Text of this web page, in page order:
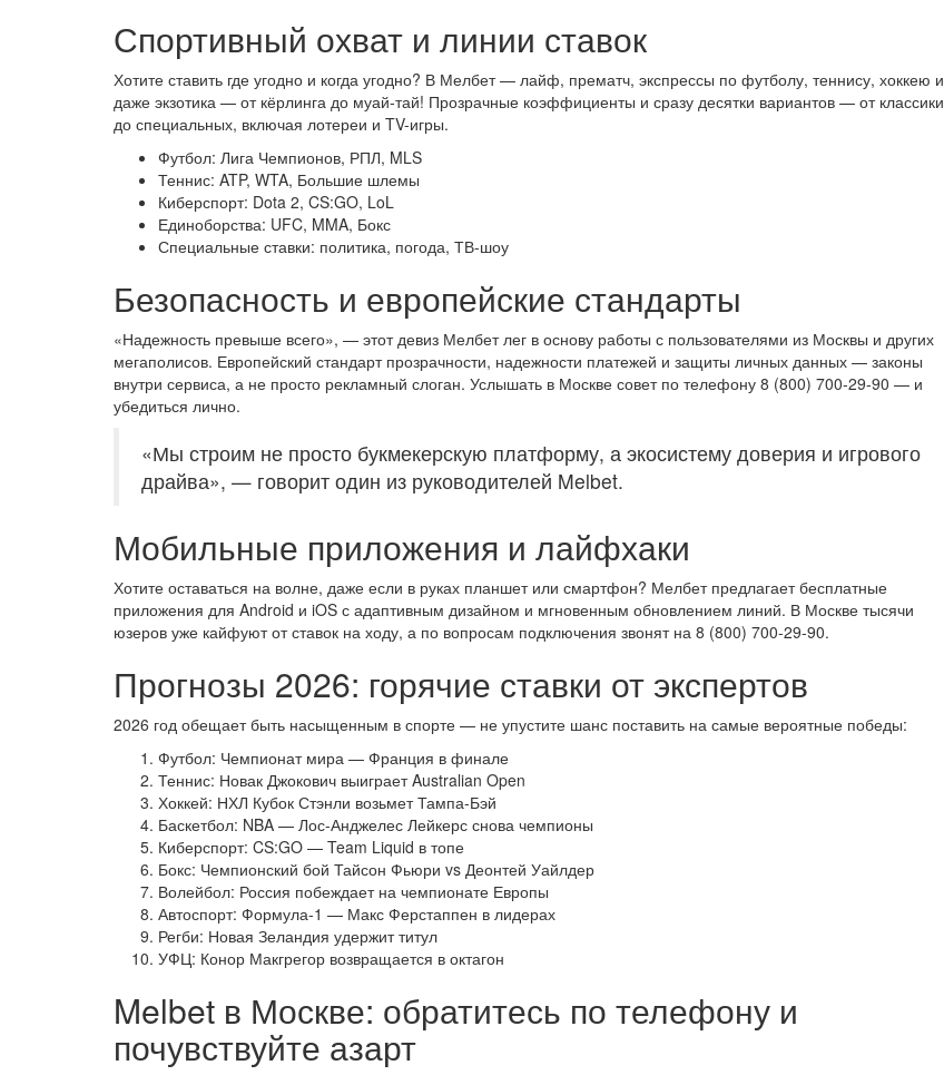
Спортивный охват и линии ставок
Хотите ставить где угодно и когда угодно? В Мелбет — лайф, прематч, экспрессы по футболу, теннису, хоккею и
даже экзотика — от кёрлинга до муай-тай! Прозрачные коэффициенты и сразу десятки вариантов — от классики
до специальных, включая лотереи и TV-игры.
Футбол: Лига Чемпионов, РПЛ, MLS
Теннис: ATP, WTA, Большие шлемы
Киберспорт: Dota 2, CS:GO, LoL
Единоборства: UFC, MMA, Бокс
Специальные ставки: политика, погода, ТВ-шоу
Безопасность и европейские стандарты
«Надежность превыше всего», — этот девиз Мелбет лег в основу работы с пользователями из Москвы и других
мегаполисов. Европейский стандарт прозрачности, надежности платежей и защиты личных данных — законы
внутри сервиса, а не просто рекламный слоган. Услышать в Москве совет по телефону 8 (800) 700-29-90 — и
убедиться лично.
«Мы строим не просто букмекерскую платформу, а экосистему доверия и игрового
драйва», — говорит один из руководителей Melbet.
Мобильные приложения и лайфхаки
Хотите оставаться на волне, даже если в руках планшет или смартфон? Мелбет предлагает бесплатные
приложения для Android и iOS с адаптивным дизайном и мгновенным обновлением линий. В Москве тысячи
юзеров уже кайфуют от ставок на ходу, а по вопросам подключения звонят на 8 (800) 700-29-90.
Прогнозы 2026: горячие ставки от экспертов
2026 год обещает быть насыщенным в спорте — не упустите шанс поставить на самые вероятные победы:
Футбол: Чемпионат мира — Франция в финале
Теннис: Новак Джокович выиграет Australian Open
Хоккей: НХЛ Кубок Стэнли возьмет Тампа-Бэй
Баскетбол: NBA — Лос-Анджелес Лейкерс снова чемпионы
Киберспорт: CS:GO — Team Liquid в топе
Бокс: Чемпионский бой Тайсон Фьюри vs Деонтей Уайлдер
Волейбол: Россия побеждает на чемпионате Европы
Автоспорт: Формула-1 — Макс Ферстаппен в лидерах
Регби: Новая Зеландия удержит титул
УФЦ: Конор Макгрегор возвращается в октагон
Melbet в Москве: обратитесь по телефону и
почувствуйте азарт